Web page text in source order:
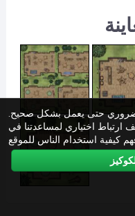
ضروري حتى يعمل بشكل صحيح.
ارتباط اختياري لمساعدتنا في